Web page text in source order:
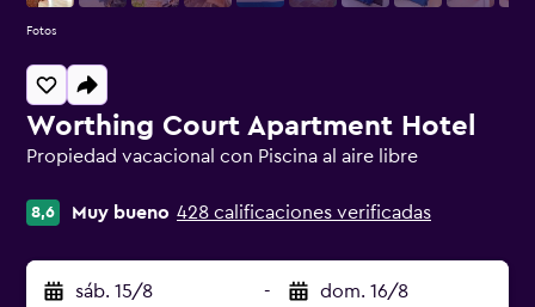
Worthing Court Apartment Hotel
Propiedad vacacional con Piscina al aire libre
8,6 Muy bueno 428 calificaciones verificadas
sáb. 15/8 - dom. 16/8
Fotos